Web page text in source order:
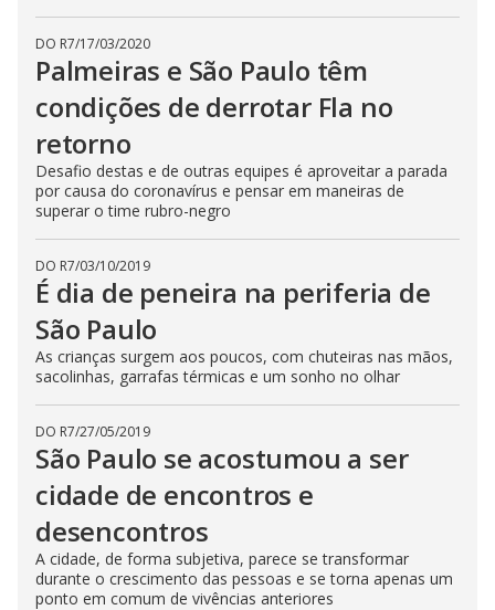
DO R7/17/03/2020
Palmeiras e São Paulo têm
condições de derrotar Fla no
retorno
Desafio destas e de outras equipes é aproveitar a parada
por causa do coronavírus e pensar em maneiras de
superar o time rubro-negro
DO R7/03/10/2019
É dia de peneira na periferia de
São Paulo
As crianças surgem aos poucos, com chuteiras nas mãos,
sacolinhas, garrafas térmicas e um sonho no olhar
DO R7/27/05/2019
São Paulo se acostumou a ser
cidade de encontros e
desencontros
A cidade, de forma subjetiva, parece se transformar
durante o crescimento das pessoas e se torna apenas um
ponto em comum de vivências anteriores